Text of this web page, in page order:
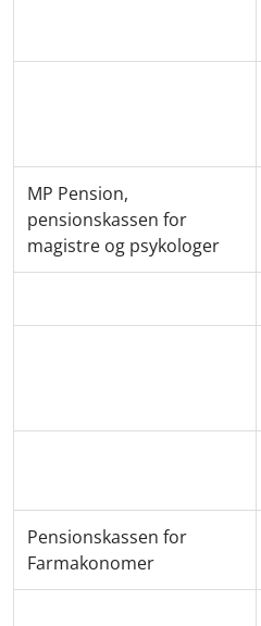
MP Pension,
pensionskassen for
magistre og psykologer
Pensionskassen for
Farmakonomer